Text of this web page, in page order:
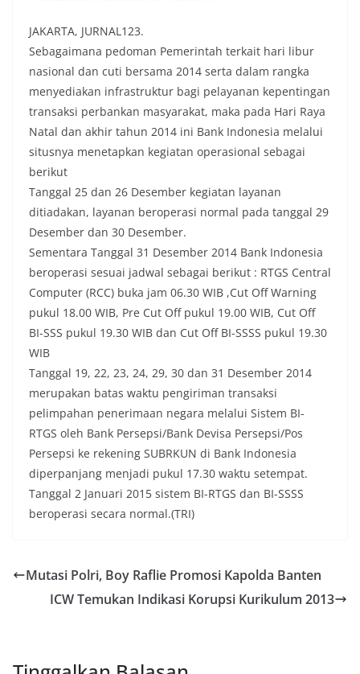
JAKARTA, JURNAL123.
Sebagaimana pedoman Pemerintah terkait hari libur
nasional dan cuti bersama 2014 serta dalam rangka
menyediakan infrastruktur bagi pelayanan kepentingan
transaksi perbankan masyarakat, maka pada Hari Raya
Natal dan akhir tahun 2014 ini Bank Indonesia melalui
situsnya menetapkan kegiatan operasional sebagai
berikut
Tanggal 25 dan 26 Desember kegiatan layanan
ditiadakan, layanan beroperasi normal pada tanggal 29
Desember dan 30 Desember.
Sementara Tanggal 31 Desember 2014 Bank Indonesia
beroperasi sesuai jadwal sebagai berikut : RTGS Central
Computer (RCC) buka jam 06.30 WIB ,Cut Off Warning
pukul 18.00 WIB, Pre Cut Off pukul 19.00 WIB, Cut Off
BI-SSS pukul 19.30 WIB dan Cut Off BI-SSSS pukul 19.30
WIB
Tanggal 19, 22, 23, 24, 29, 30 dan 31 Desember 2014
merupakan batas waktu pengiriman transaksi
pelimpahan penerimaan negara melalui Sistem BI-
RTGS oleh Bank Persepsi/Bank Devisa Persepsi/Pos
Persepsi ke rekening SUBRKUN di Bank Indonesia
diperpanjang menjadi pukul 17.30 waktu setempat.
Tanggal 2 Januari 2015 sistem BI-RTGS dan BI-SSSS
beroperasi secara normal.(TRI)
Mutasi Polri, Boy Raflie Promosi Kapolda Banten
ICW Temukan Indikasi Korupsi Kurikulum 2013